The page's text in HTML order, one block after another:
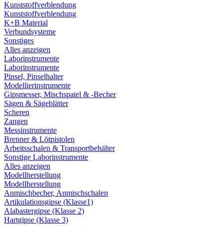
Kunststoffverblendung
Kunststoffverblendung
K+B Material
Verbundsysteme
Sonstiges
Alles anzeigen
Laborinstrumente
Laborinstrumente
Pinsel, Pinselhalter
Modellierinstrumente
Gipsmesser, Mischspatel & -Becher
Sägen & Sägeblätter
Scheren
Zangen
Messinstrumente
Brenner & Lötpistolen
Arbeitsschalen & Transportbehälter
Sonstige Laborinstrumente
Alles anzeigen
Modellherstellung
Modellherstellung
Anmischbecher, Anmischschalen
Artikulationsgipse (Klasse1)
Alabastergipse (Klasse 2)
Hartgipse (Klasse 3)